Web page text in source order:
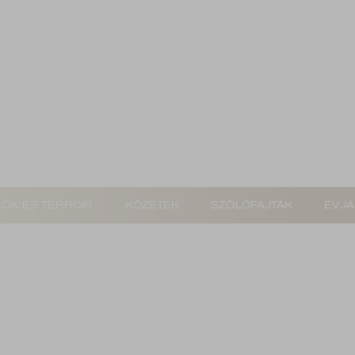
KŐZETEK SZŐLŐFAJTÁK